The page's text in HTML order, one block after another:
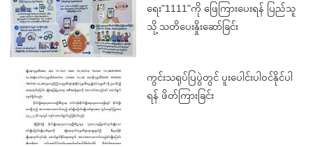
ရေး"1111"ကို ဖြေကြားပေးရန် ပြည်သူ
သို့ သတိပေးနှိုးဆော်ခြင်း
ကွင်းသရုပ်ပြပွဲတွင် ပူးပေါင်းပါဝင်နိုင်ပါ
ရန် ဖိတ်ကြားခြင်း